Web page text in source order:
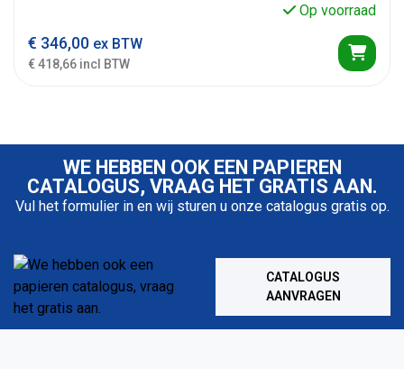
Op voorraad
€ 346,00 ex BTW
€ 418,66 incl BTW
WE HEBBEN OOK EEN PAPIEREN
CATALOGUS, VRAAG HET GRATIS AAN.
Vul het formulier in en wij sturen u onze catalogus gratis op.
CATALOGUS
AANVRAGEN